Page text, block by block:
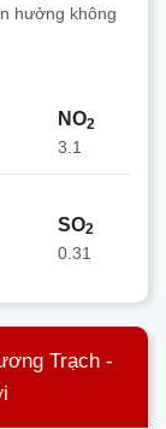
hưởng không
NO2
3.1
SO2
0.31
Trạch -